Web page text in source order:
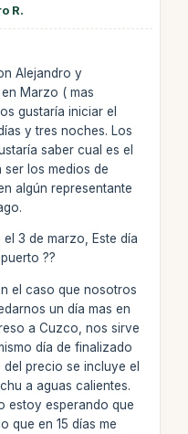
R.
Alejandro y
Marzo ( mas
gustaría iniciar el
y tres noches. Los
saber cual es el
los medios de
algún representante
3 de marzo, Este día
??
el caso que nosotros
un día mas en
a Cuzco, nos sirve
día de finalizado
precio se incluye el
a aguas calientes.
estoy esperando que
que en 15 días me